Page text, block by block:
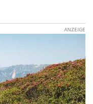
ANZEIGE